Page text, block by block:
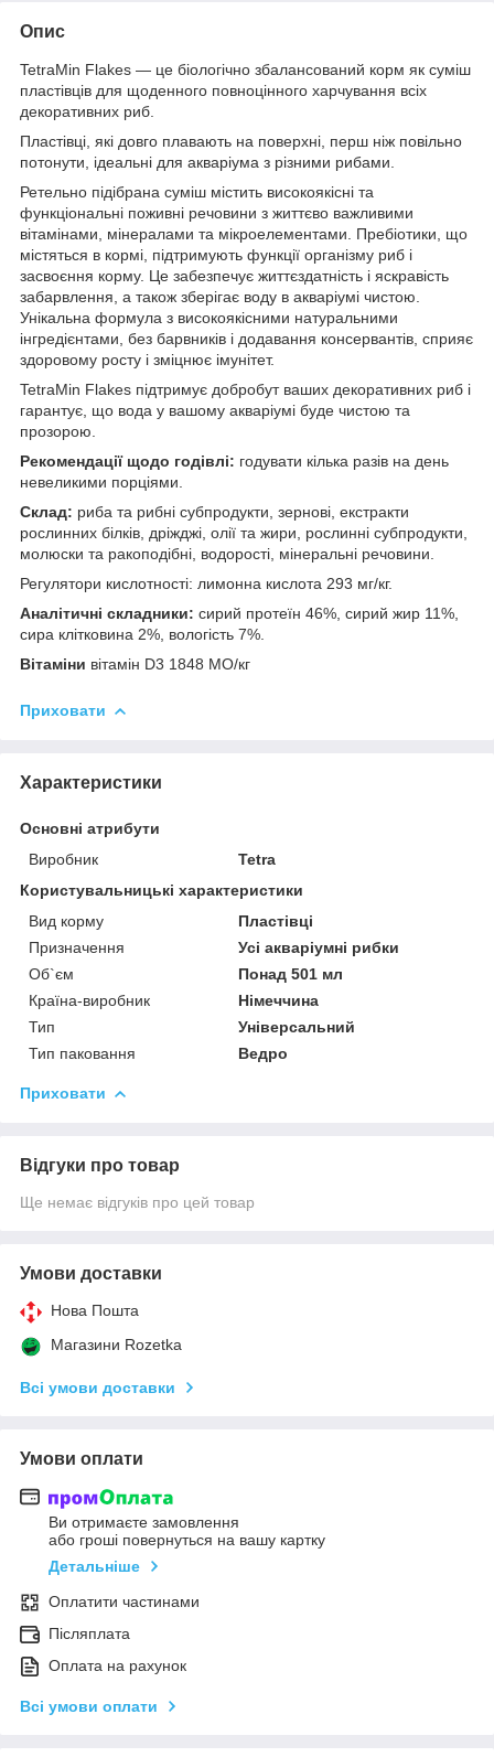
Опис
TetraMin Flakes — це біологічно збалансований корм як суміш
пластівців для щоденного повноцінного харчування всіх
декоративних риб.
Пластівці, які довго плавають на поверхні, перш ніж повільно
потонути, ідеальні для акваріума з різними рибами.
Ретельно підібрана суміш містить високоякісні та
функціональні поживні речовини з життєво важливими
вітамінами, мінералами та мікроелементами. Пребіотики, що
містяться в кормі, підтримують функції організму риб і
засвоєння корму. Це забезпечує життєздатність і яскравість
забарвлення, а також зберігає воду в акваріумі чистою.
Унікальна формула з високоякісними натуральними
інгредієнтами, без барвників і додавання консервантів, сприяє
здоровому росту і зміцнює імунітет.
TetraMin Flakes підтримує добробут ваших декоративних риб і
гарантує, що вода у вашому акваріумі буде чистою та
прозорою.
Рекомендації щодо годівлі: годувати кілька разів на день
невеликими порціями.
Склад: риба та рибні субпродукти, зернові, екстракти
рослинних білків, дріжджі, олії та жири, рослинні субпродукти,
молюски та ракоподібні, водорості, мінеральні речовини.
Регулятори кислотності: лимонна кислота 293 мг/кг.
Аналітичні складники: сирий протеїн 46%, сирий жир 11%,
сира клітковина 2%, вологість 7%.
Вітаміни вітамін D3 1848 МО/кг
Приховати
Характеристики
Основні атрибути
Виробник
Tetra
Користувальницькі характеристики
Вид корму
Пластівці
Призначення
Усі акваріумні рибки
Об`єм
Понад 501 мл
Країна-виробник
Німеччина
Тип
Універсальний
Тип паковання
Ведро
Приховати
Відгуки про товар
Ще немає відгуків про цей товар
Умови доставки
Нова Пошта
Магазини Rozetka
Всі умови доставки
Умови оплати
Ви отримаєте замовлення
або гроші повернуться на вашу картку
Детальніше
Оплатити частинами
Післяплата
Оплата на рахунок
Всі умови оплати